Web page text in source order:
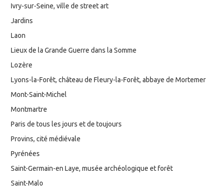
Ivry-sur-Seine, ville de street art
Jardins
Laon
Lieux de la Grande Guerre dans la Somme
Lozère
Lyons-la-Forêt, château de Fleury-la-Forêt, abbaye de Mortemer
Mont-Saint-Michel
Montmartre
Paris de tous les jours et de toujours
Provins, cité médiévale
Pyrénées
Saint-Germain-en Laye, musée archéologique et forêt
Saint-Malo